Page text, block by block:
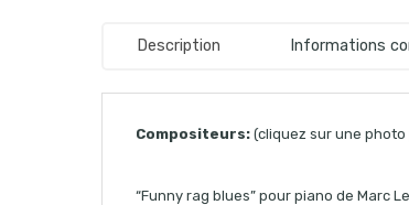
Description Informations
Compositeurs: (cliquez sur une
“Funny rag blues” pour piano de Marc Le